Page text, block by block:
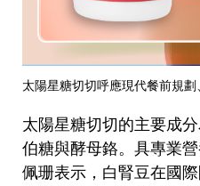
太陽星糖切切呼應現代餐前規劃
太陽星糖切切的主要成
伯糖與酵母鉻。具專業
佩珊表示，白腎豆在國